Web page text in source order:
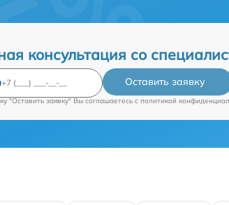
консультация со
Оставить заявку
"Оставить заявку" Вы соглашаетесь c политикой